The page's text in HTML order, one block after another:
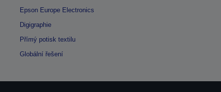
Epson Europe Electronics
Digigraphie
Přímý potisk textilu
Globální řešení